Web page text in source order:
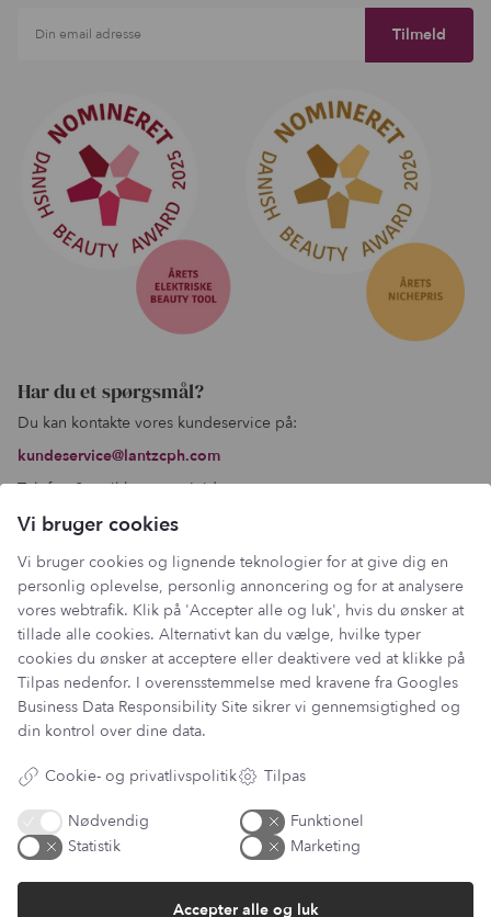
Har du et spørgsmål?
Du kan kontakte vores kundeservice på:
kundeservice@lantzcph.com
Telefon & mail besvares I tidsrummet:
+45 60 13 27 49
Information
Min Konto
Lantz Univers
Handelsbetingelser
Returnering & ombytning
Om os
Sitemap
Din email adresse
Vi bruger cookies
Vi bruger cookies og lignende teknologier for at give dig en
personlig oplevelse, personlig annoncering og for at analysere
vores webtrafik. Klik på 'Accepter alle og luk', hvis du ønsker at
tillade alle cookies. Alternativt kan du vælge, hvilke typer
cookies du ønsker at acceptere eller deaktivere ved at klikke på
Tilpas nedenfor. I overensstemmelse med kravene fra Googles
Business Data Responsibility Site sikrer vi gennemsigtighed og
din kontrol over dine data.
Cookie- og privatlivspolitik Tilpas
Nødvendig
Funktionel
Statistik
Marketing
Accepter alle og luk